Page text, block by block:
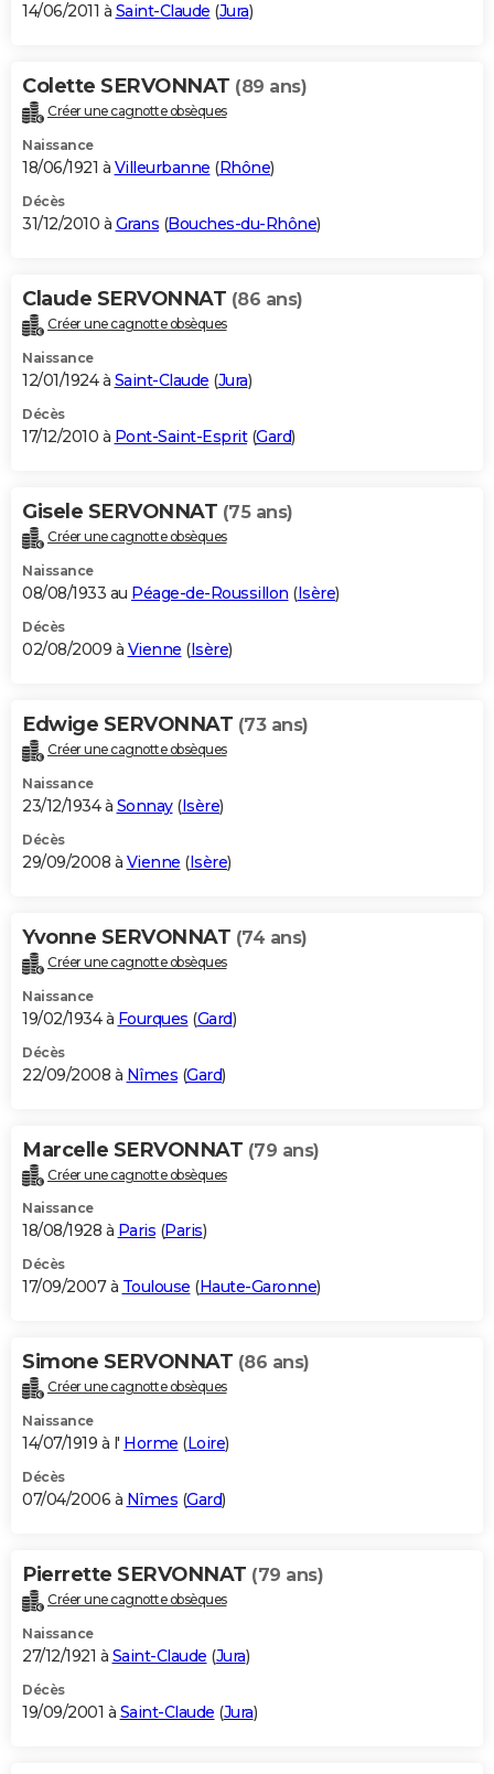
14/06/2011 à Saint-Claude (Jura)
Colette SERVONNAT (89 ans)
Créer une cagnotte obsèques
Naissance
18/06/1921 à Villeurbanne (Rhône)
Décès
31/12/2010 à Grans (Bouches-du-Rhône)
Claude SERVONNAT (86 ans)
Créer une cagnotte obsèques
Naissance
12/01/1924 à Saint-Claude (Jura)
Décès
17/12/2010 à Pont-Saint-Esprit(Gard)
Gisele SERVONNAT (75 ans)
Créer une cagnotte obsèques
Naissance
08/08/1933 au Péage-de-Roussillon (Isère)
Décès
02/08/2009 à Vienne (Isère)
Edwige SERVONNAT (73 ans)
Créer une cagnotte obsèques
Naissance
23/12/1934 à Sonnay(Isère)
Décès
29/09/2008 à Vienne (Isère)
Yvonne SERVONNAT (74 ans)
Créer une cagnotte obsèques
Naissance
19/02/1934 à Fourques (Gard)
Décès
22/09/2008 à Nîmes (Gard)
Marcelle SERVONNAT (79 ans)
Créer une cagnotte obsèques
Naissance
18/08/1928 à Paris (Paris)
Décès
17/09/2007 à Toulouse (Haute-Garonne)
Simone SERVONNAT (86 ans)
Créer une cagnotte obsèques
Naissance
14/07/1919 à l' Horme (Loire)
Décès
07/04/2006 à Nîmes (Gard)
Pierrette SERVONNAT (79 ans)
Créer une cagnotte obsèques
Naissance
27/12/1921 à Saint-Claude (Jura)
Décès
19/09/2001 à Saint-Claude (Jura)